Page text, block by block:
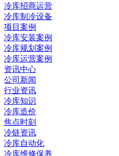
冷库招商运营
冷库制冷设备
项目案例
冷库安装案例
冷库规划案例
冷库运营案例
资讯中心
公司新闻
行业资讯
冷库知识
冷库造价
焦点时刻
冷链资讯
冷库自动化
冷库维修保养